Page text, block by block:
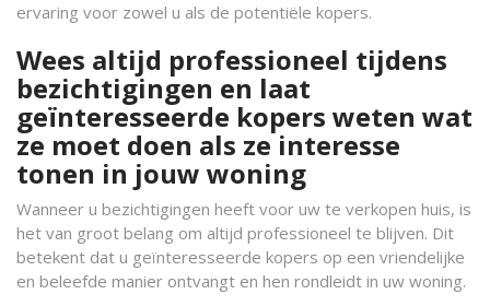
ervaring voor zowel u als de potentiële kopers.
Wees altijd professioneel tijdens
bezichtigingen en laat
geïnteresseerde kopers weten wat
ze moet doen als ze interesse
tonen in jouw woning
Wanneer u bezichtigingen heeft voor uw te verkopen huis, is
het van groot belang om altijd professioneel te blijven. Dit
betekent dat u geïnteresseerde kopers op een vriendelijke
en beleefde manier ontvangt en hen rondleidt in uw woning.